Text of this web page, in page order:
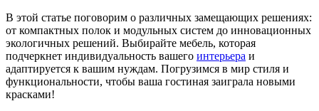
В этой статье поговорим о различных замещающих решениях:
от компактных полок и модульных систем до инновационных
экологичных решений. Выбирайте мебель, которая
подчеркнет индивидуальность вашего интерьера и
адаптируется к вашим нуждам. Погрузимся в мир стиля и
функциональности, чтобы ваша гостиная заиграла новыми
красками!